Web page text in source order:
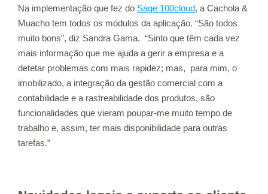
Na implementação que fez do Sage 100cloud, a Cachola &
Muacho tem todos os módulos da aplicação. “São todos
muito bons”, diz Sandra Gama. “Sinto que têm cada vez
mais informação que me ajuda a gerir a empresa e a
detetar problemas com mais rapidez; mas, para mim, o
imobilizado, a integração da gestão comercial com a
contabilidade e a rastreabilidade dos produtos, são
funcionalidades que vieram poupar-me muito tempo de
trabalho e, assim, ter mais disponibilidade para outras
tarefas.”